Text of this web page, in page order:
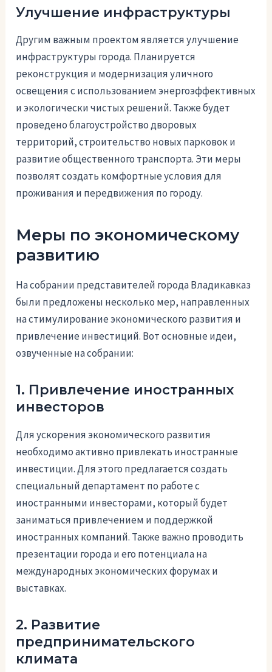
Улучшение инфраструктуры
Другим важным проектом является улучшение
инфраструктуры города. Планируется
реконструкция и модернизация уличного
освещения с использованием энергоэффективных
и экологически чистых решений. Также будет
проведено благоустройство дворовых
территорий, строительство новых парковок и
развитие общественного транспорта. Эти меры
позволят создать комфортные условия для
проживания и передвижения по городу.
Меры по экономическому
развитию
На собрании представителей города Владикавказ
были предложены несколько мер, направленных
на стимулирование экономического развития и
привлечение инвестиций. Вот основные идеи,
озвученные на собрании:
1. Привлечение иностранных
инвесторов
Для ускорения экономического развития
необходимо активно привлекать иностранные
инвестиции. Для этого предлагается создать
специальный департамент по работе с
иностранными инвесторами, который будет
заниматься привлечением и поддержкой
иностранных компаний. Также важно проводить
презентации города и его потенциала на
международных экономических форумах и
выставках.
2. Развитие
предпринимательского
климата